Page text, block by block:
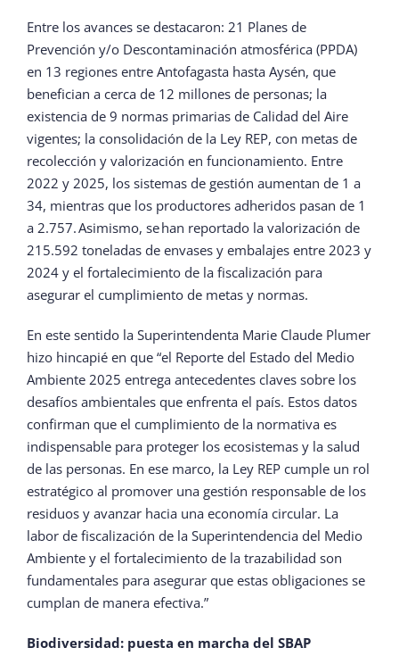
Entre los avances se destacaron: 21 Planes de
Prevención y/o Descontaminación atmosférica (PPDA)
en 13 regiones entre Antofagasta hasta Aysén, que
benefician a cerca de 12 millones de personas; la
existencia de 9 normas primarias de Calidad del Aire
vigentes; la consolidación de la Ley REP, con metas de
recolección y valorización en funcionamiento. Entre
2022 y 2025, los sistemas de gestión aumentan de 1 a
34, mientras que los productores adheridos pasan de 1
a 2.757. Asimismo, se han reportado la valorización de
215.592 toneladas de envases y embalajes entre 2023 y
2024 y el fortalecimiento de la fiscalización para
asegurar el cumplimiento de metas y normas.
En este sentido la Superintendenta Marie Claude Plumer
hizo hincapié en que “el Reporte del Estado del Medio
Ambiente 2025 entrega antecedentes claves sobre los
desafíos ambientales que enfrenta el país. Estos datos
confirman que el cumplimiento de la normativa es
indispensable para proteger los ecosistemas y la salud
de las personas. En ese marco, la Ley REP cumple un rol
estratégico al promover una gestión responsable de los
residuos y avanzar hacia una economía circular. La
labor de fiscalización de la Superintendencia del Medio
Ambiente y el fortalecimiento de la trazabilidad son
fundamentales para asegurar que estas obligaciones se
cumplan de manera efectiva.”
Biodiversidad: puesta en marcha del SBAP